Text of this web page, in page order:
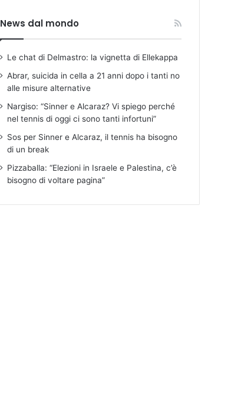
News dal mondo
Le chat di Delmastro: la vignetta di Ellekappa
Abrar, suicida in cella a 21 anni dopo i tanti no
alle misure alternative
Nargiso: “Sinner e Alcaraz? Vi spiego perché
nel tennis di oggi ci sono tanti infortuni”
Sos per Sinner e Alcaraz, il tennis ha bisogno
di un break
Pizzaballa: “Elezioni in Israele e Palestina, c’è
bisogno di voltare pagina”